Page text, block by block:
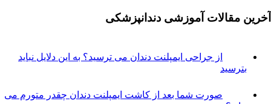
مقالات آموزشی دندانپزشکی
از جراحی ایمپلنت دندان می ترسید؟ به این دلایل نباید
صورت شما بعد از کاشت ایمپلنت دندان چقدر متورم می